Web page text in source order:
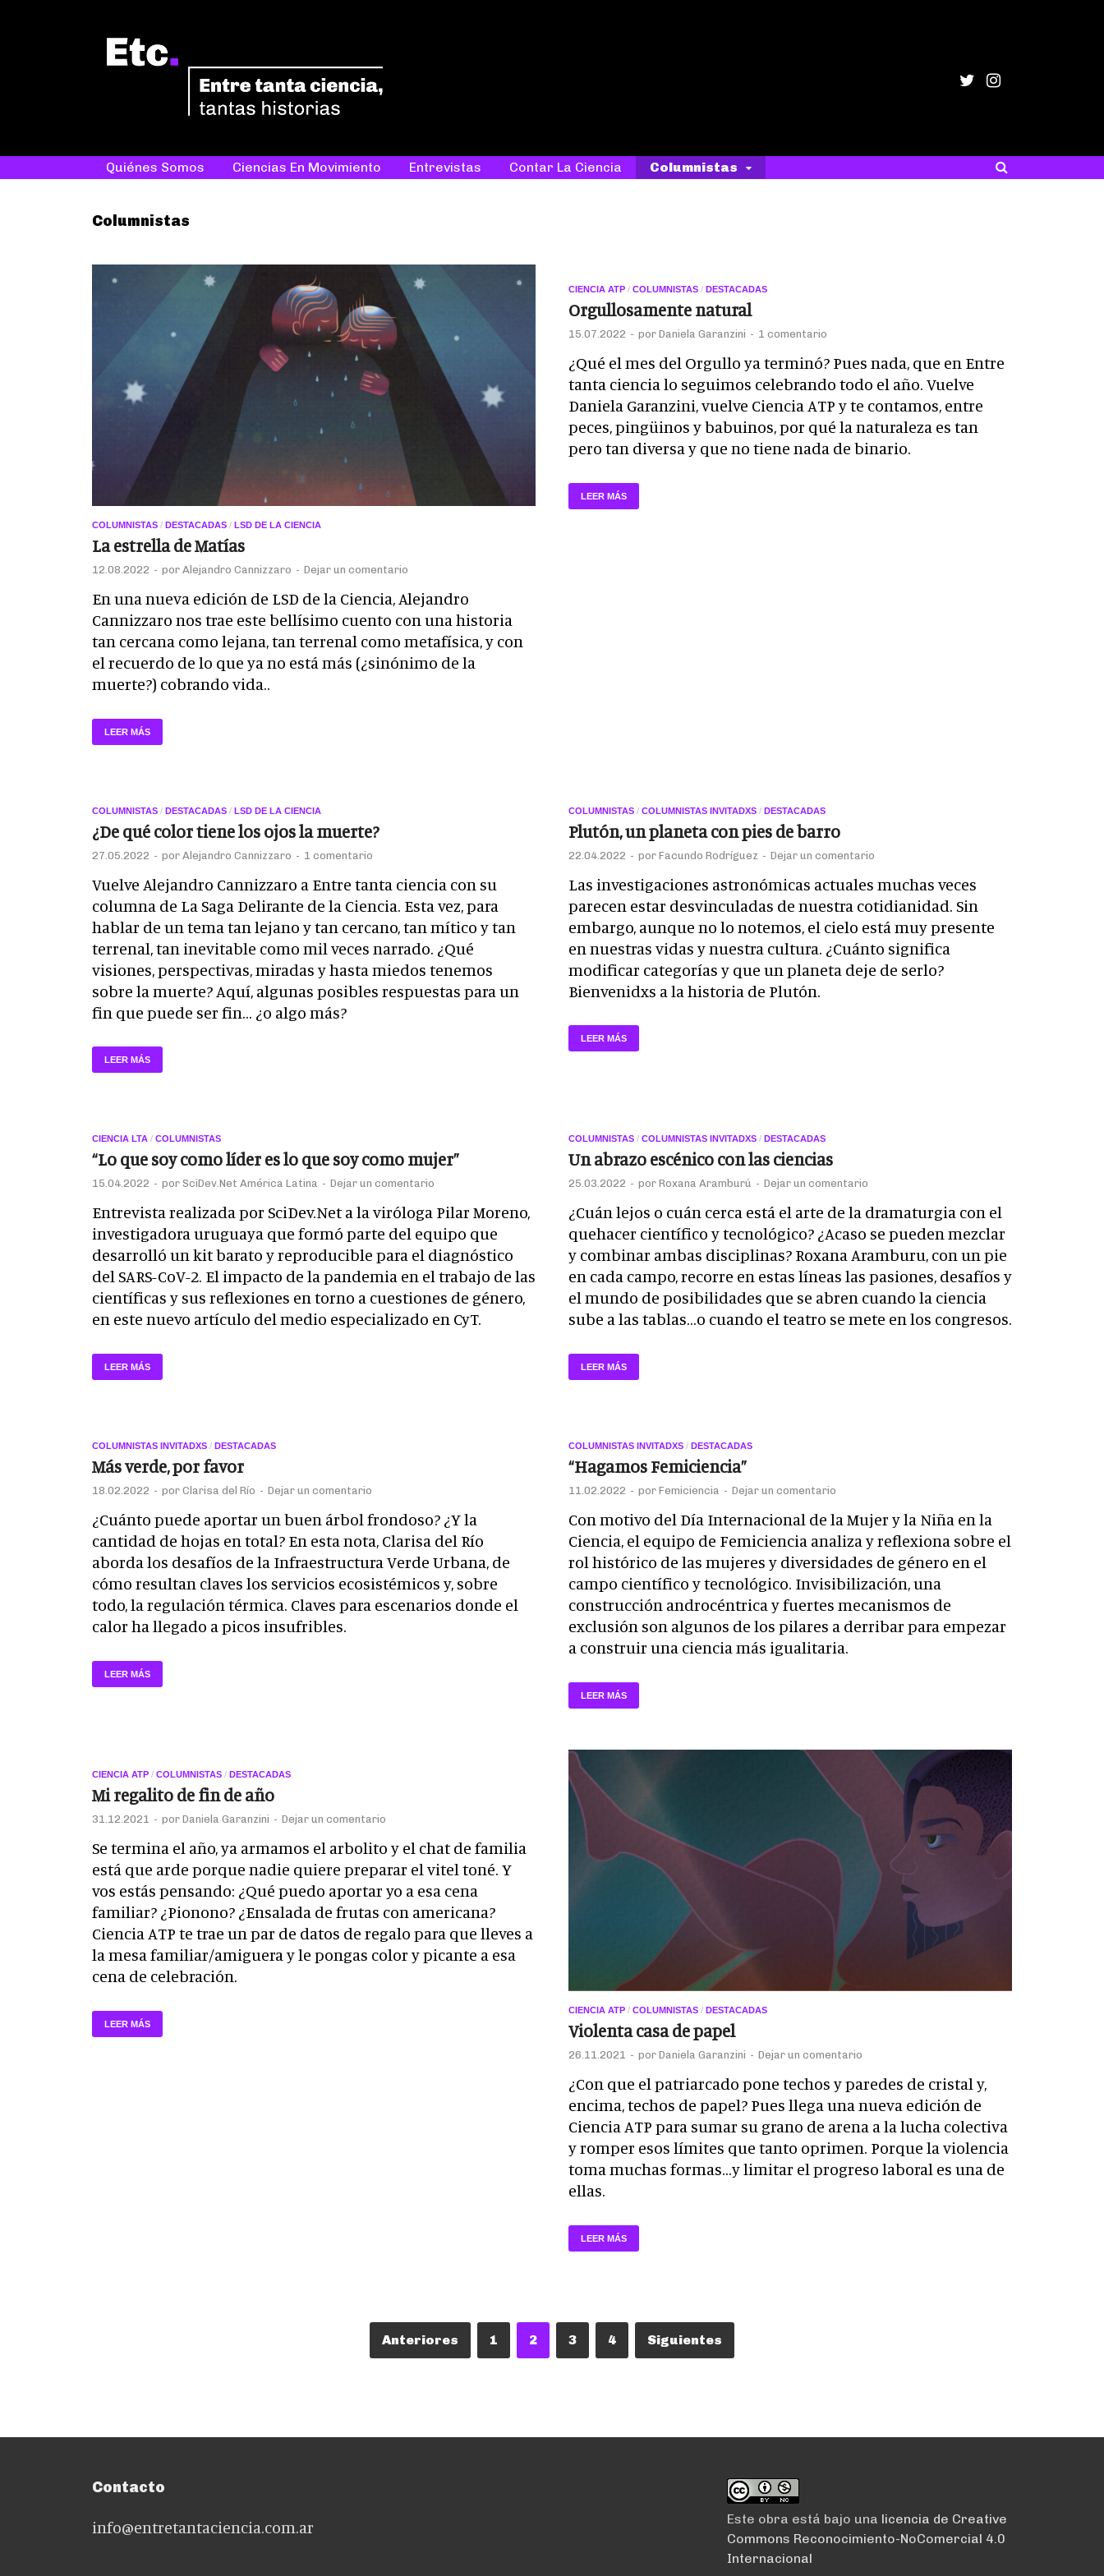
Quiénes Somos Ciencias En Movimiento Entrevistas Contar La Ciencia Columnistas
Columnistas
COLUMNISTAS / DESTACADAS / LSD DE LA CIENCIA
La estrella de Matías
12.08.2022 - por Alejandro Cannizzaro - Dejar un comentario
En una nueva edición de LSD de la Ciencia, Alejandro
Cannizzaro nos trae este bellísimo cuento con una historia
tan cercana como lejana, tan terrenal como metafísica, y con
el recuerdo de lo que ya no está más (¿sinónimo de la
muerte?) cobrando vida..
LEER MÁS
CIENCIA ATP/ COLUMNISTAS/ DESTACADAS
Orgullosamente natural
15.07.2022 - por Daniela Garanzini - 1 comentario
¿Qué el mes del Orgullo ya terminó? Pues nada, que en Entre
tanta ciencia lo seguimos celebrando todo el año. Vuelve
Daniela Garanzini, vuelve Ciencia ATP y te contamos, entre
peces, pingüinos y babuinos, por qué la naturaleza es tan
pero tan diversa y que no tiene nada de binario.
LEER MÁS
COLUMNISTAS / DESTACADAS / LSD DE LA CIENCIA
¿De qué color tiene los ojos la muerte?
27.05.2022 - por Alejandro Cannizzaro - 1 comentario
Vuelve Alejandro Cannizzaro a Entre tanta ciencia con su
columna de La Saga Delirante de la Ciencia. Esta vez, para
hablar de un tema tan lejano y tan cercano, tan mítico y tan
terrenal, tan inevitable como mil veces narrado. ¿Qué
visiones, perspectivas, miradas y hasta miedos tenemos
sobre la muerte? Aquí, algunas posibles respuestas para un
fin que puede ser fin… ¿o algo más?
LEER MÁS
COLUMNISTAS/ COLUMNISTAS INVITADXS/ DESTACADAS
Plutón, un planeta con pies de barro
22.04.2022 - por Facundo Rodríguez - Dejar un comentario
Las investigaciones astronómicas actuales muchas veces
parecen estar desvinculadas de nuestra cotidianidad. Sin
embargo, aunque no lo notemos, el cielo está muy presente
en nuestras vidas y nuestra cultura. ¿Cuánto significa
modificar categorías y que un planeta deje de serlo?
Bienvenidxs a la historia de Plutón.
LEER MÁS
CIENCIA LTA / COLUMNISTAS
“Lo que soy como líder es lo que soy como mujer”
15.04.2022 - por SciDev.Net América Latina - Dejar un comentario
Entrevista realizada por SciDev.Net a la viróloga Pilar Moreno,
investigadora uruguaya que formó parte del equipo que
desarrolló un kit barato y reproducible para el diagnóstico
del SARS-CoV-2. El impacto de la pandemia en el trabajo de las
científicas y sus reflexiones en torno a cuestiones de género,
en este nuevo artículo del medio especializado en CyT.
LEER MÁS
COLUMNISTAS/ COLUMNISTAS INVITADXS/ DESTACADAS
Un abrazo escénico con las ciencias
25.03.2022 - por Roxana Aramburú - Dejar un comentario
¿Cuán lejos o cuán cerca está el arte de la dramaturgia con el
quehacer científico y tecnológico? ¿Acaso se pueden mezclar
y combinar ambas disciplinas? Roxana Aramburu, con un pie
en cada campo, recorre en estas líneas las pasiones, desafíos y
el mundo de posibilidades que se abren cuando la ciencia
sube a las tablas…o cuando el teatro se mete en los congresos.
LEER MÁS
COLUMNISTAS INVITADXS / DESTACADAS
Más verde, por favor
18.02.2022 - por Clarisa del Río - Dejar un comentario
¿Cuánto puede aportar un buen árbol frondoso? ¿Y la
cantidad de hojas en total? En esta nota, Clarisa del Río
aborda los desafíos de la Infraestructura Verde Urbana, de
cómo resultan claves los servicios ecosistémicos y, sobre
todo, la regulación térmica. Claves para escenarios donde el
calor ha llegado a picos insufribles.
LEER MÁS
COLUMNISTAS INVITADXS/ DESTACADAS
“Hagamos Femiciencia”
11.02.2022 - por Femiciencia - Dejar un comentario
Con motivo del Día Internacional de la Mujer y la Niña en la
Ciencia, el equipo de Femiciencia analiza y reflexiona sobre el
rol histórico de las mujeres y diversidades de género en el
campo científico y tecnológico. Invisibilización, una
construcción androcéntrica y fuertes mecanismos de
exclusión son algunos de los pilares a derribar para empezar
a construir una ciencia más igualitaria.
LEER MÁS
CIENCIA ATP / COLUMNISTAS / DESTACADAS
Mi regalito de fin de año
31.12.2021 - por Daniela Garanzini - Dejar un comentario
Se termina el año, ya armamos el arbolito y el chat de familia
está que arde porque nadie quiere preparar el vitel toné. Y
vos estás pensando: ¿Qué puedo aportar yo a esa cena
familiar? ¿Pionono? ¿Ensalada de frutas con americana?
Ciencia ATP te trae un par de datos de regalo para que lleves a
la mesa familiar/amiguera y le pongas color y picante a esa
cena de celebración.
LEER MÁS
CIENCIA ATP/ COLUMNISTAS/ DESTACADAS
Violenta casa de papel
26.11.2021 - por Daniela Garanzini - Dejar un comentario
¿Con que el patriarcado pone techos y paredes de cristal y,
encima, techos de papel? Pues llega una nueva edición de
Ciencia ATP para sumar su grano de arena a la lucha colectiva
y romper esos límites que tanto oprimen. Porque la violencia
toma muchas formas…y limitar el progreso laboral es una de
ellas.
LEER MÁS
Anteriores 1 2 3 4 Siguientes
Contacto
info@entretantaciencia.com.ar Este obra está bajo una licencia de Creative
Commons Reconocimiento-NoComercial 4.0
Internacional